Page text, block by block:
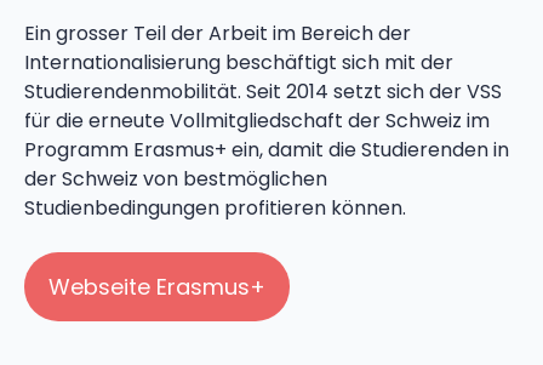
Ein grosser Teil der Arbeit im Bereich der
Internationalisierung beschäftigt sich mit der
Studierendenmobilität. Seit 2014 setzt sich der VSS
für die erneute Vollmitgliedschaft der Schweiz im
Programm Erasmus+ ein, damit die Studierenden in
der Schweiz von bestmöglichen
Studienbedingungen profitieren können.
Webseite Erasmus+